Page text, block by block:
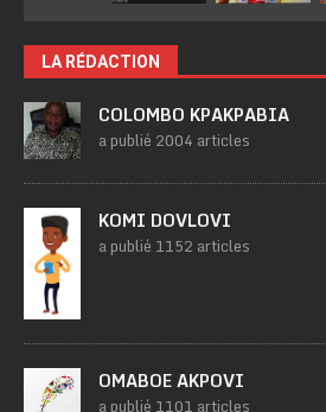
LA RÉDACTION
COLOMBO KPAKPABIA
a publié 2004 articles
KOMI DOVLOVI
a publié 1152 articles
OMABOE AKPOVI
a publié 1101 articles